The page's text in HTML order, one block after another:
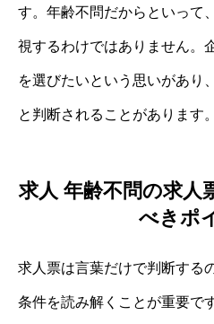
す。年齢不問だからといって
視するわけではありません。
を選びたいという思いがあり
と判断されることがあります。
求人 年齢不問の求人
べきポ
求人票は言葉だけで判断する
条件を読み解くことが重要で